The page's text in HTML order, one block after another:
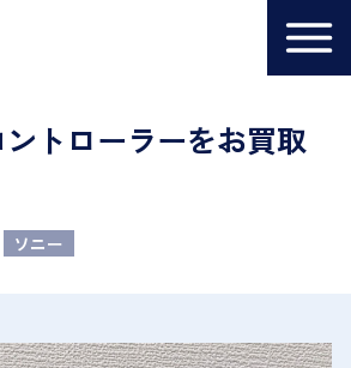
トローラーをお買取
ソニー